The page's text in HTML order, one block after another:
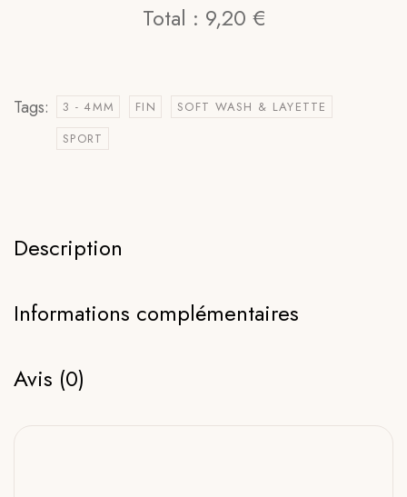
Total : 9,20 €
Tags: 3 - 4MM FIN
SOFT WASH & LAYETTE
SPORT
Description
Informations complémentaires
Avis (0)